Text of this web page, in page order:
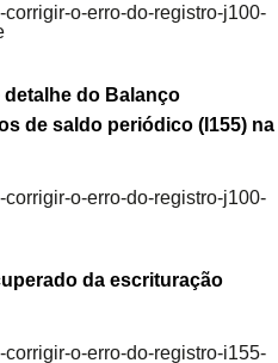
o-erro-do-registro-j100-
do Balanço
de saldo periódico (I155) na
o-erro-do-registro-j100-
da escrituração
o-erro-do-registro-i155-